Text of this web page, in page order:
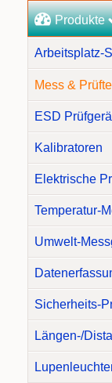
Produkte
Arbeitsplatz-
Mess &
ESD
Kalibratoren
Elektrische
Temperatur-
Umwelt-
Sicherheits-
Längen-/